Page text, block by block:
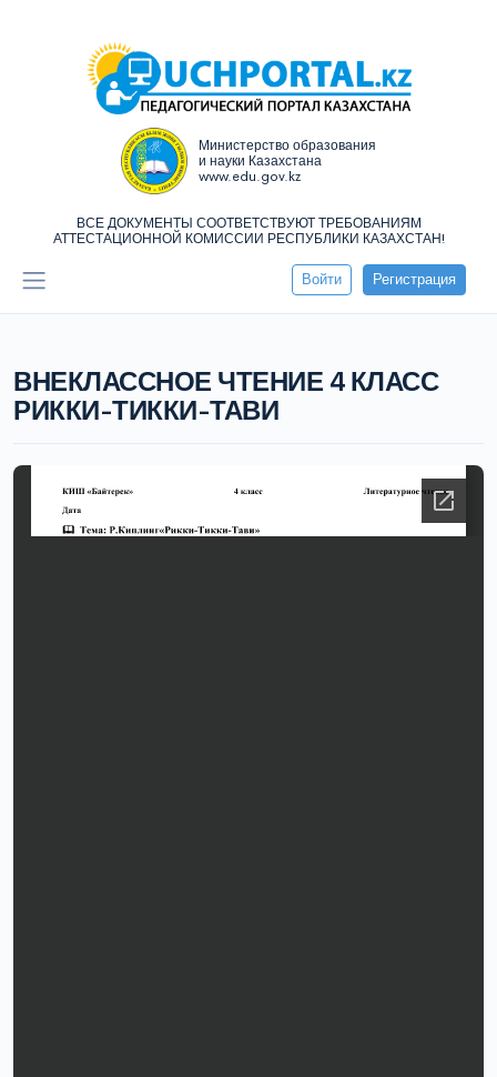
Министерство образования
и науки Казахстана
www.edu.gov.kz
ВСЕ ДОКУМЕНТЫ СООТВЕТСТВУЮТ ТРЕБОВАНИЯМ
АТТЕСТАЦИОННОЙ КОМИССИИ РЕСПУБЛИКИ КАЗАХСТАН!
Войти Регистрация
ВНЕКЛАССНОЕ ЧТЕНИЕ 4 КЛАСС
РИККИ-ТИККИ-ТАВИ